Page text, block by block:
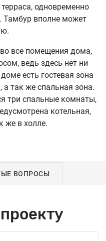
одновременно
вполне может
все помещения дома,
ведь здесь нет ни
есть гостевая зона
а так же спальная зона.
три спальные комнаты,
котельная,
же в холле.
ВОПРОСЫ